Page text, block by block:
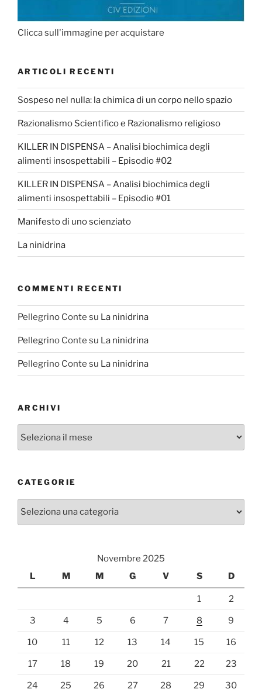
Clicca sull'immagine per acquistare
ARTICOLI RECENTI
Sospeso nel nulla: la chimica di un corpo nello spazio
Razionalismo Scientifico e Razionalismo religioso
KILLER IN DISPENSA – Analisi biochimica degli
alimenti insospettabili – Episodio #02
KILLER IN DISPENSA – Analisi biochimica degli
alimenti insospettabili – Episodio #01
Manifesto di uno scienziato
La ninidrina
COMMENTI RECENTI
Pellegrino Conte su La ninidrina
Pellegrino Conte su La ninidrina
Pellegrino Conte su La ninidrina
ARCHIVI
CATEGORIE
Categorie
Novembre 2025
L
M M G V S D
1 2
3 4 5 6 7 8 9
10 11 12 13 14 15 16
17 18 19 20 21 22 23
24 25 26 27 28 29 30